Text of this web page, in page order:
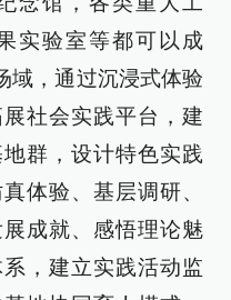
实验室等都可以成
域，通过沉浸式体验
社会实践平台，建
群，设计特色实践
体验、基层调研、
成就、感悟理论魅
，建立实践活动监